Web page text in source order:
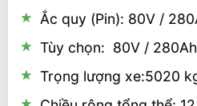
Ắc quy (Pin): 80V /
Tùy chọn: 80V /
Trọng lượng xe:5020